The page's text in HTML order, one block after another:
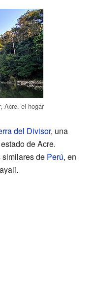
Acre, el hogar
del Divisor, una
de Acre.
similares de Perú, en